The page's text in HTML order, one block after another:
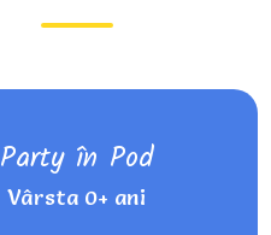
Party în Pod
Vârsta 0+ ani